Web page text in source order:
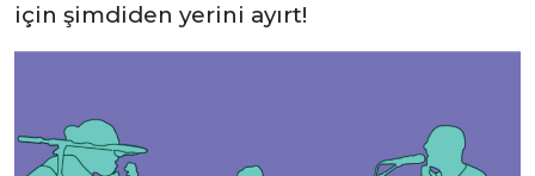
için şimdiden yerini ayırt!